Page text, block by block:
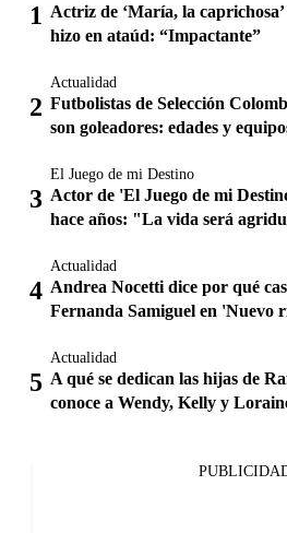
Actriz de ‘María, la
hizo en ataúd: “Impactante”
Actualidad
Futbolistas de Selección
son goleadores: edades y
El Juego de mi Destino
Actor de 'El Juego de mi
hace años: "La vida será
Actualidad
Andrea Nocetti dice por qué
Fernanda Samiguel en 'Nuevo
Actualidad
A qué se dedican las hijas de
conoce a Wendy, Kelly y